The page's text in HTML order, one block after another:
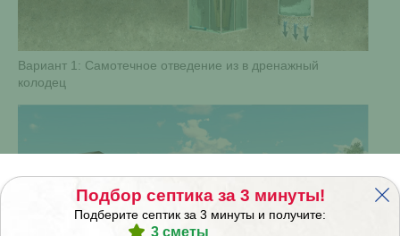
Вариант 1: Самотечное отведение из в дренажный
колодец
Подбор септика за 3 минуты!
Подберите септик за 3 минуты и получите:
3 сметы